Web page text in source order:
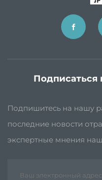
Подписаться
Подпишитесь на нашу
последние новости
экспертные мнения